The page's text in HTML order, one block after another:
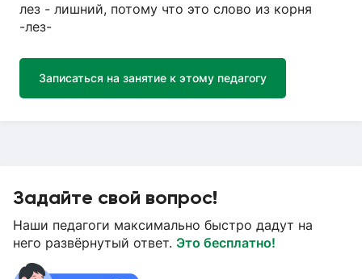
лез - лишний, потому что это слово из корня
-лез-
Записаться на занятие к этому педагогу
Задайте свой вопрос!
Наши педагоги максимально быстро дадут на
него развёрнутый ответ. Это бесплатно!